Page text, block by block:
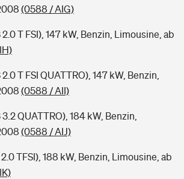
(0588 / AIG)
T FSI), 147 kW, Benzin, Limousine, ab
T FSI QUATTRO), 147 kW, Benzin,
(0588 / AII)
QUATTRO), 184 kW, Benzin,
(0588 / AIJ)
TFSI), 188 kW, Benzin, Limousine, ab